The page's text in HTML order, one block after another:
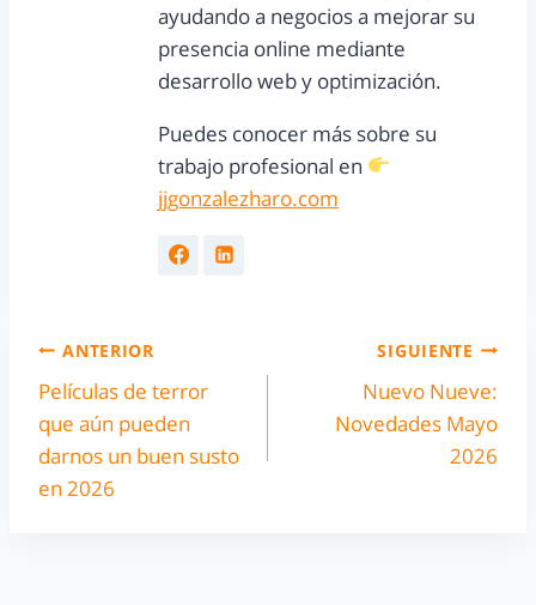
ayudando a negocios a mejorar su
presencia online mediante
desarrollo web y optimización.
Puedes conocer más sobre su
trabajo profesional en
jjgonzalezharo.com
ANTERIOR
Películas de terror
que aún pueden
darnos un buen susto
en 2026
SIGUIENTE
Nuevo Nueve:
Novedades Mayo
2026